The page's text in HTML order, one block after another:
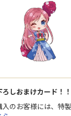
しおまけカード！！
のお客様には、特